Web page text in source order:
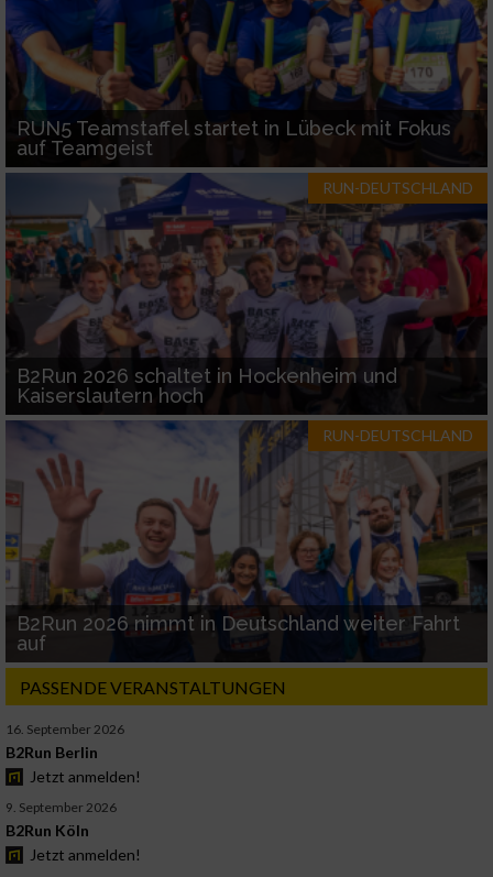
RUN5 Teamstaffel startet in Lübeck mit Fokus
auf Teamgeist
RUN-DEUTSCHLAND
B2Run 2026 schaltet in Hockenheim und
Kaiserslautern hoch
RUN-DEUTSCHLAND
B2Run 2026 nimmt in Deutschland weiter Fahrt
auf
PASSENDE VERANSTALTUNGEN
16. September 2026
B2Run Berlin
Jetzt anmelden!
9. September 2026
B2Run Köln
Jetzt anmelden!